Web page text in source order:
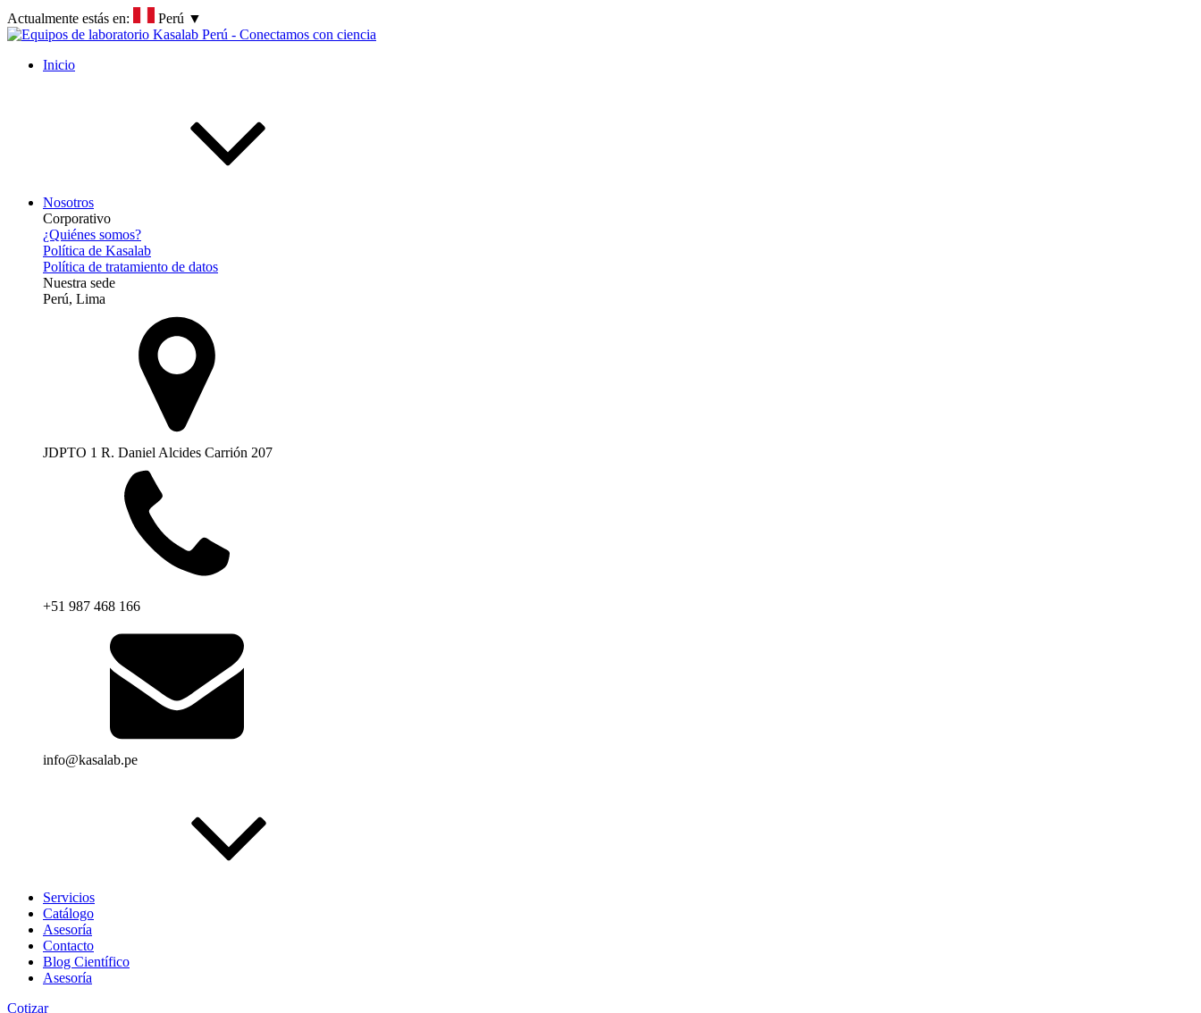
Actualmente estás en: Perú ▼
Inicio
Nosotros
Corporativo
¿Quiénes somos?
Política de Kasalab
Política de tratamiento de datos
Nuestra sede
Perú, Lima
JDPTO 1 R. Daniel Alcides Carrión 207
+51 987 468 166
info@kasalab.pe
Servicios
Catálogo
Asesoría
Contacto
Blog Científico
Asesoría
Cotizar